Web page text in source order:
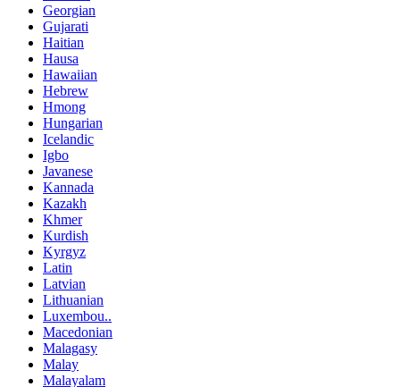
Georgian
Gujarati
Haitian
Hausa
Hawaiian
Hebrew
Hmong
Hungarian
Icelandic
Igbo
Javanese
Kannada
Kazakh
Khmer
Kurdish
Kyrgyz
Latin
Latvian
Lithuanian
Luxembou..
Macedonian
Malagasy
Malay
Malayalam